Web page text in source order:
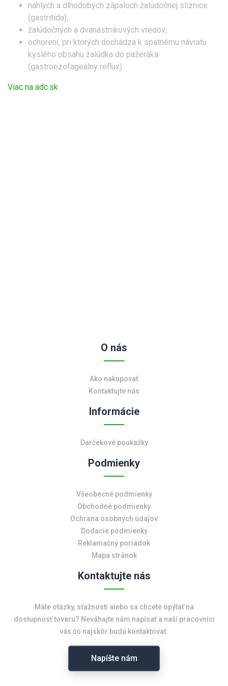
náhlych a dlhodobých zápaloch žalúdočnej sliznice
(gastritída);
žalúdočných a dvanástnikových vredov;
ochorení, pri ktorých dochádza k spätnému návratu
kyslého obsahu žalúdka do pažeráka
(gastroezofageálny reflux).
Viac na adc.sk
O nás
Ako nakupovať
Kontaktujte nás
Informácie
Darčekové poukažky
Podmienky
Všeobecné podmienky
Obchodné podmienky
Ochrana osobných údajov
Dodacie podmienky
Reklamačný poriadok
Mapa stránok
Kontaktujte nás
Máte otázky, sťažnosti alebo sa chcete opýtať na
dostupnosť tovaru? Neváhajte nám napísať a naší pracovníci
vás čo najskôr budú kontaktovať.
Napíšte nám